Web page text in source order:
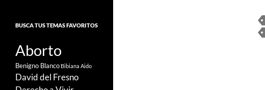
BUSCA TUS TEMAS FAVORITOS
Aborto
Benigno Blanco Bibiana Aido
David del Fresno